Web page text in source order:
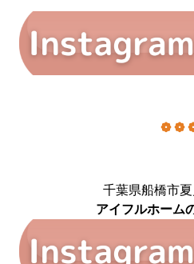
❁ ❁
千葉県船橋市
アイフルホーム